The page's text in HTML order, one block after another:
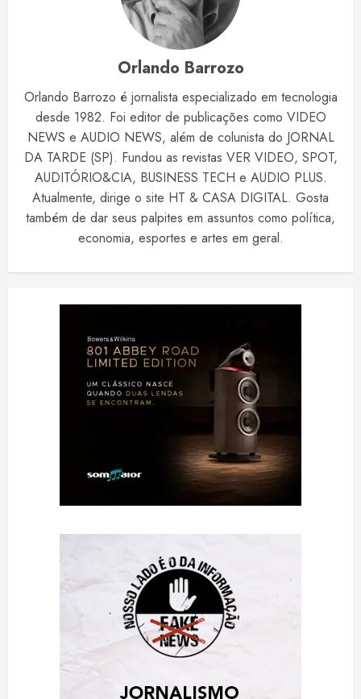
Orlando Barrozo
Orlando Barrozo é jornalista especializado em tecnologia
desde 1982. Foi editor de publicações como VIDEO
NEWS e AUDIO NEWS, além de colunista do JORNAL
DA TARDE (SP). Fundou as revistas VER VIDEO, SPOT,
AUDITÓRIO&CIA, BUSINESS TECH e AUDIO PLUS.
Atualmente, dirige o site HT & CASA DIGITAL. Gosta
também de dar seus palpites em assuntos como política,
economia, esportes e artes em geral.